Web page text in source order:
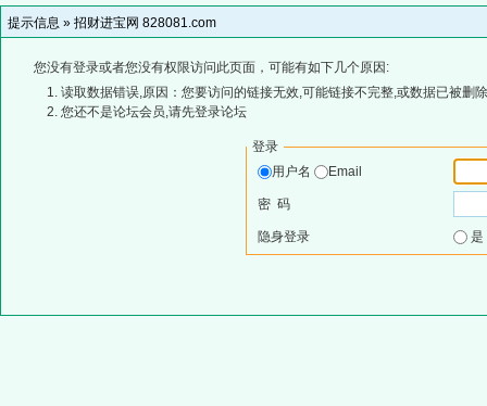
提示信息 » 招财进宝网 828081.com
您没有登录或者您没有权限访问此页面，可能有如下几个原因:
读取数据错误,原因：您要访问的链接无效,可能链接不完整,或数据已被删
您还不是论坛会员,请先登录论坛
登录
用户名
Email
密 码
隐身登录